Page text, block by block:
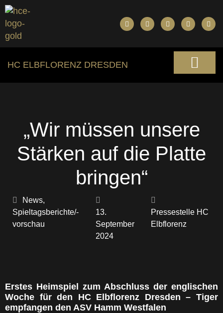
HC ELBFLORENZ DRESDEN
„Wir müssen unsere
Stärken auf die Platte
bringen“
News,
Spieltagsberichte/-
vorschau
13.
September
2024
Pressestelle HC
Elbflorenz
Erstes Heimspiel zum Abschluss der englischen
Woche für den HC Elbflorenz Dresden – Tiger
empfangen den ASV Hamm Westfalen